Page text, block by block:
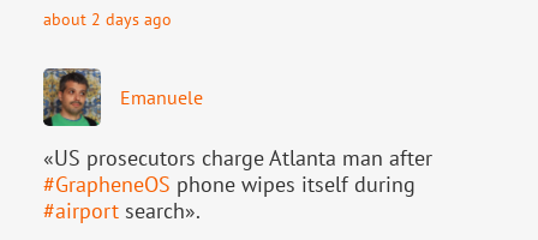
about 2 days ago
Emanuele
«US prosecutors charge Atlanta man after
#GrapheneOS phone wipes itself during
#airport search».